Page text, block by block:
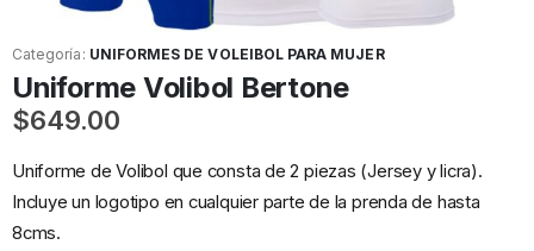
Categoría: UNIFORMES DE VOLEIBOL PARA MUJER
Uniforme Volibol Bertone
$649.00
Uniforme de Volibol que consta de 2 piezas (Jersey y licra).
Incluye un logotipo en cualquier parte de la prenda de hasta
8cms.